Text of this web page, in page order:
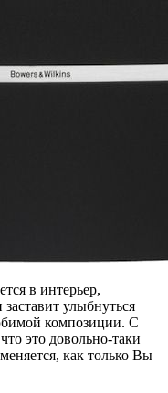
в интерьер,
улыбнуться
композиции. С
это довольно-таки
как только Вы